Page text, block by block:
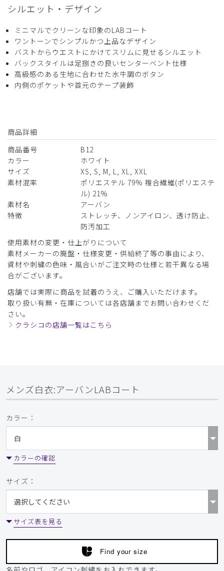
ご購入者様
購入確認済み
年齢:
役に立った
​2 ​3 ​4 ​5
シルエット・デザイン
ミニマルでクリーンな印象のLABコート
ワントーンでシンプルかつ上品なデザイン
バストからウエストにかけてスリムに見せるシルエット
バックスタイルは足捌きの良いセンターベント仕様
高級感のある生地に合わせた水牛調のボタン
内側のポケットや首元のテープ装飾
商品詳細
商品番号
B12
カラー
ホワイト
サイズ
XS, S, M, L, XL, XXL
素材混率
ポリエステル 79% 複合繊維(ポリエステ
ル) 21%
素材名
アーバン
特徴
ストレッチ、ノンアイロン、透け防止、
防汚加工
使用素材の変更・仕上がりについて
素材メーカーの廃盤・仕様変更・供給終了等の事由により、
資材や刺繍の色味・風合いがご注文時の仕様と若干異なる場
合がございます。
店舗では実際に商品を試着のうえ、ご購入いただけます。
取り扱い有無・在庫については各店舗までお問い合わせくだ
さい。
クラシコの店舗一覧はこちら
メンズ白衣:アーバンLABコート
カラー：
カラーの確認
サイズ：
サイズ表を見る
Find your size